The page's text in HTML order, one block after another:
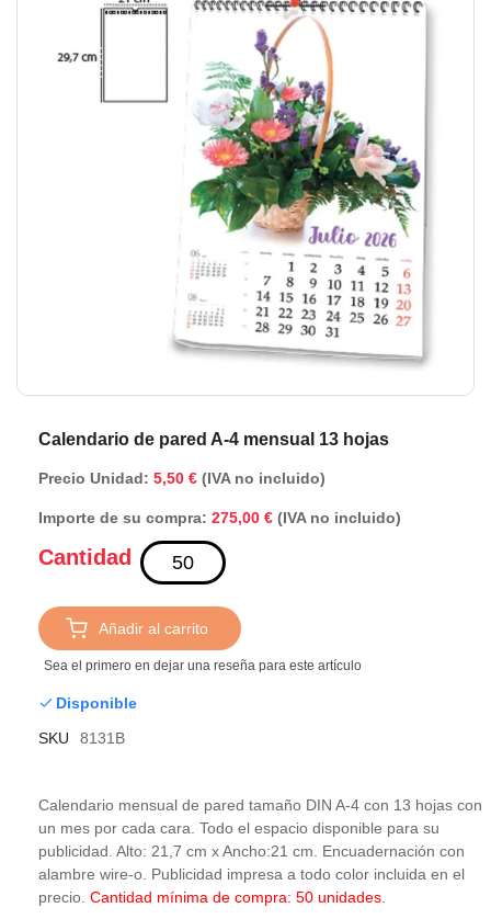
galería
Calendario de pared A-4 mensual 13 hojas
Precio Unidad: 5,50 € (IVA no incluido)
Importe de su compra: 275,00 € (IVA no incluido)
Cantidad
Añadir al carrito
Sea el primero en dejar una reseña para este artículo
Disponible
SKU
8131B
Calendario mensual de pared tamaño DIN A-4 con 13 hojas con
un mes por cada cara. Todo el espacio disponible para su
publicidad. Alto: 21,7 cm x Ancho:21 cm. Encuadernación con
alambre wire-o. Publicidad impresa a todo color incluida en el
precio. Cantidad mínima de compra: 50 unidades.